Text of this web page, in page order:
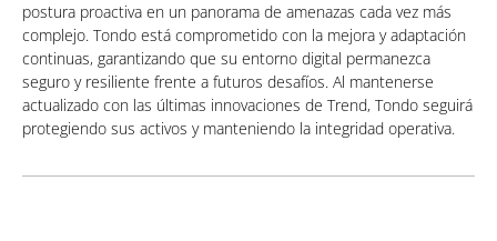
postura proactiva en un panorama de amenazas cada vez más
complejo. Tondo está comprometido con la mejora y adaptación
continuas, garantizando que su entorno digital permanezca
seguro y resiliente frente a futuros desafíos. Al mantenerse
actualizado con las últimas innovaciones de Trend, Tondo seguirá
protegiendo sus activos y manteniendo la integridad operativa.